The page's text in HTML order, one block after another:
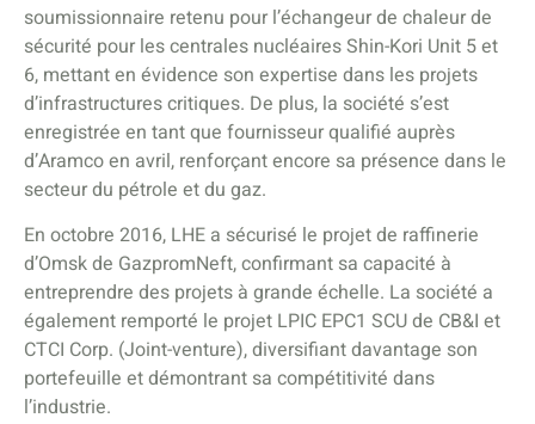
soumissionnaire retenu pour l’échangeur de chaleur de
sécurité pour les centrales nucléaires Shin-Kori Unit 5 et
6, mettant en évidence son expertise dans les projets
d’infrastructures critiques. De plus, la société s’est
enregistrée en tant que fournisseur qualifié auprès
d’Aramco en avril, renforçant encore sa présence dans le
secteur du pétrole et du gaz.
En octobre 2016, LHE a sécurisé le projet de raffinerie
d’Omsk de GazpromNeft, confirmant sa capacité à
entreprendre des projets à grande échelle. La société a
également remporté le projet LPIC EPC1 SCU de CB&I et
CTCI Corp. (Joint-venture), diversifiant davantage son
portefeuille et démontrant sa compétitivité dans
l’industrie.